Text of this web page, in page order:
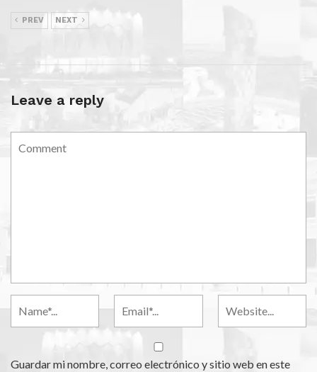
PREV NEXT
Leave a reply
Guardar mi nombre, correo electrónico y sitio web en este